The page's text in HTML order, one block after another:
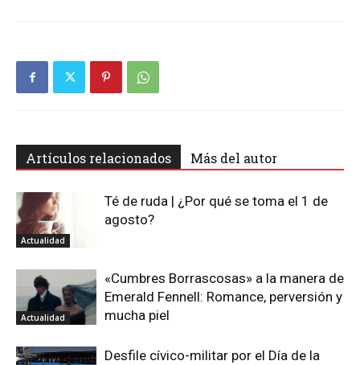
Artículos relacionados Más del autor
Actualidad
Té de ruda | ¿Por qué se toma el 1 de
agosto?
Actualidad
«Cumbres Borrascosas» a la manera de
Emerald Fennell: Romance, perversión y
mucha piel
Desfile cívico-militar por el Día de la